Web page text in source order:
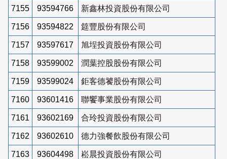
7155 93594766 新鑫林投資股份有限公司
7156 93594822 筵豐股份有限公司
7157 93597617 旭埕投資股份有限公司
7158 93599002 潤葉控股股份有限公司
7159 93599024 鉅客德饕股份有限公司
7160 93601416 聯饗事業股份有限公司
7161 93602169 合玲投資股份有限公司
7162 93602610 德力強餐飲股份有限公司
7163 93604498 崧晨投資股份有限公司